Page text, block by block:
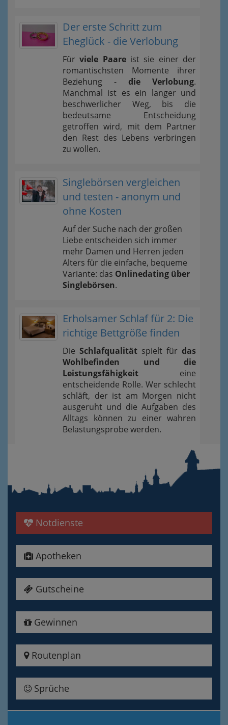
Der erste Schritt zum
Eheglück - die Verlobung
Fürviele Paareist sie einer der
romantischsten Momente ihrer
Beziehung - die Verlobung.
Manchmal ist es ein langer und
beschwerlicher Weg, bis die
bedeutsame Entscheidung
getroffen wird, mit dem Partner
den Rest des Lebens verbringen
zu wollen.
Singlebörsen vergleichen
und testen - anonym und
ohne Kosten
Auf der Suche nach der großen
Liebe entscheiden sich immer
mehr Damen und Herren jeden
Alters für die einfache, bequeme
Variante: das Onlinedating über
Singlebörsen.
Erholsamer Schlaf für 2: Die
richtige Bettgröße finden
Die Schlafqualität spielt für das
Wohlbefinden und die
Leistungsfähigkeit eine
entscheidende Rolle. Wer schlecht
schläft, der ist am Morgen nicht
ausgeruht und die Aufgaben des
Alltags können zu einer wahren
Belastungsprobe werden.
Notdienste
Apotheken
Gutscheine
Gewinnen
Routenplan
Sprüche